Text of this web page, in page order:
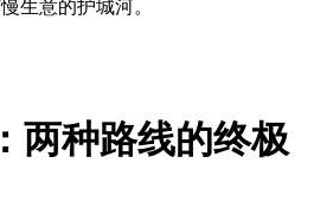
生意的护城河。
两种路线的终极